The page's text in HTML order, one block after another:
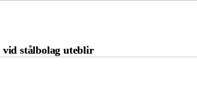
vid stålbolag uteblir